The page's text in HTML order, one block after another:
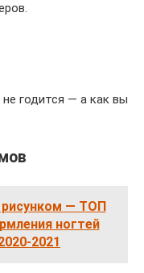
годится — а как вы
— ТОП
ногтей
2021